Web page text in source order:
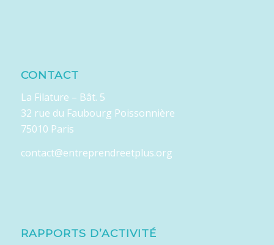
CONTACT
La Filature – Bât. 5
32 rue du Faubourg Poissonnière
75010 Paris
contact@entreprendreetplus.org
RAPPORTS D’ACTIVITÉ